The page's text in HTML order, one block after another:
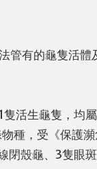
管有的龜隻活體
活生龜隻，均
種，受《保護瀕
閉殼龜、3隻眼